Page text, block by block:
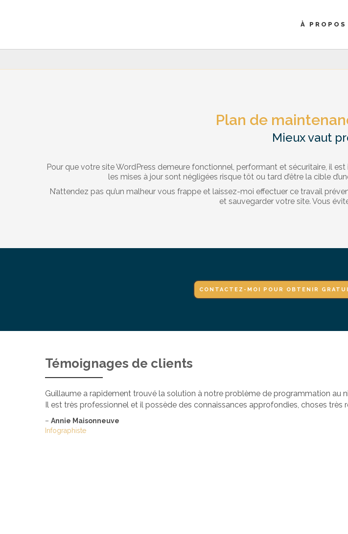
À PROPOS
Plan de
Mieux vaut
Pour que votre site WordPress demeure fonctionnel, performant et sécuritaire, il
les mises à jour sont négligées risque tôt ou tard d’être la cible
N’attendez pas qu’un malheur vous frappe et laissez-moi effectuer ce travail
et sauvegarder votre site. Vous
CONTACTEZ-MOI POUR OBTENIR
Témoignages de clients
Guillaume a rapidement trouvé la solution à notre problème de programmation au
Il est très professionnel et il possède des connaissances approfondies, choses très
– Annie Maisonneuve
Infographiste